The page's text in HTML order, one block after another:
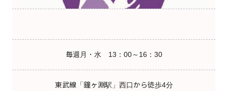
毎週月・水 13：00～16：30
東武線「鐘ヶ淵駅」西口から徒歩4分